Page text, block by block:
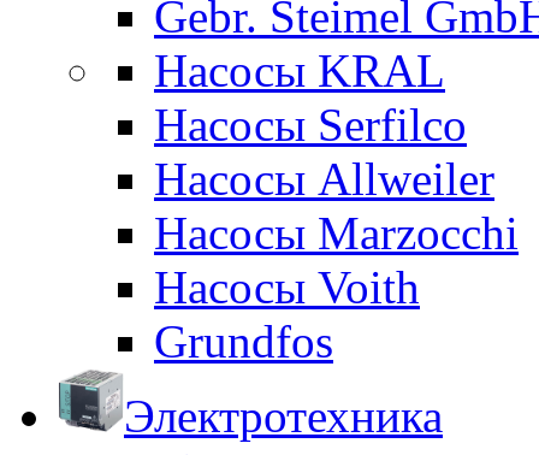
Gebr. Steimel
Насосы KRAL
Насосы Serfilco
Насосы Allweiler
Насосы Marzocchi
Насосы Voith
Grundfos
Электротехника